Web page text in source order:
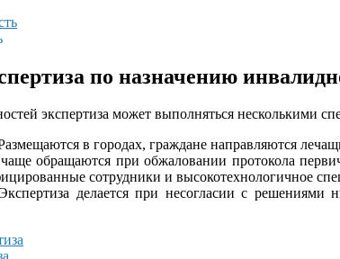
по назначению
экспертиза может выполняться несколькими
в городах, граждане направляются
обращаются при обжаловании протокола
сотрудники и высокотехнологичное
делается при несогласии с